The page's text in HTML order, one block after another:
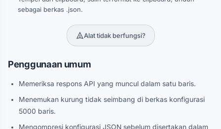
sebagai berkas .json.
Alat tidak berfungsi?
Penggunaan umum
Memeriksa respons API yang muncul dalam satu baris.
Menemukan kurung tidak seimbang di berkas konfigurasi
5000 baris.
Mengompresi konfigurasi JSON sebelum disertakan dalam